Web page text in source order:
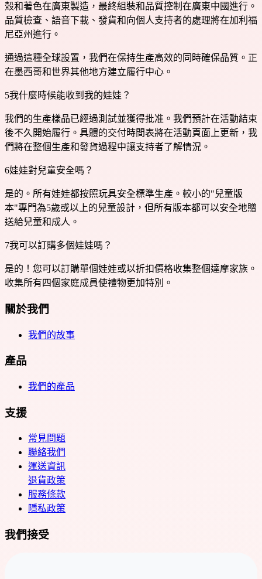
殼和著色在廣東製造，最終組裝和品質控制在廣東中國進行。
品質檢查、語音下載、發貨和向個人支持者的處理將在加利福
尼亞州進行。
通過這種全球設置，我們在保持生產高效的同時確保品質。正
在墨西哥和世界其他地方建立履行中心。
5我什麼時候能收到我的娃娃？
我們的生產樣品已經過測試並獲得批准。我們預計在活動結束
後不久開始履行。具體的交付時間表將在活動頁面上更新，我
們將在整個生產和發貨過程中讓支持者了解情況。
6娃娃對兒童安全嗎？
是的。所有娃娃都按照玩具安全標準生產。較小的"兒童版
本"專門為5歲或以上的兒童設計，但所有版本都可以安全地贈
送給兒童和成人。
7我可以訂購多個娃娃嗎？
是的！您可以訂購單個娃娃或以折扣價格收集整個達摩家族。
收集所有四個家庭成員使禮物更加特別。
關於我們
我們的故事
產品
我們的產品
支援
常見問題
聯絡我們
運送資訊
退貨政策
服務條款
隱私政策
我們接受